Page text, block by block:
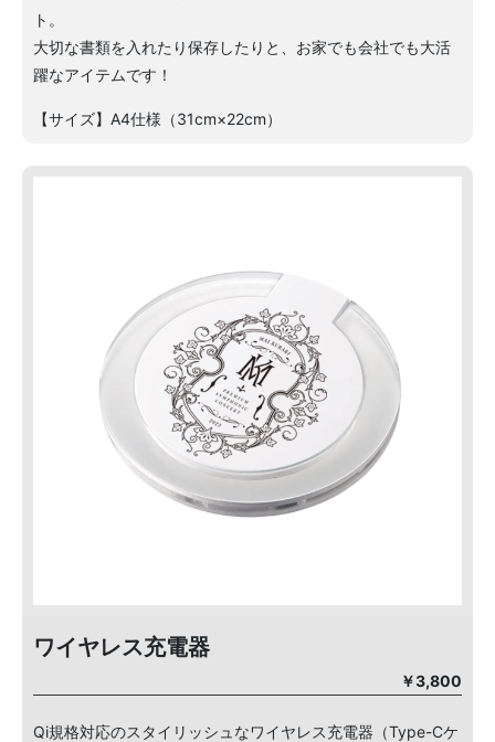
ト。
大切な書類を入れたり保存したりと、お家でも会社でも大活
躍なアイテムです！
【サイズ】A4仕様（31cm×22cm）
ワイヤレス充電器
￥3,800
Qi規格対応のスタイリッシュなワイヤレス充電器（Type-Cケ